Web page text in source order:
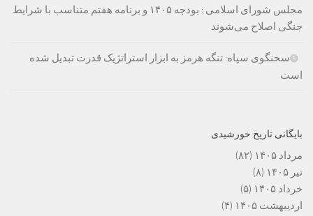
مجلس شورای اسلامی : بودجه ۱۴۰۵ و برنامه هفتم متناسب با شرایط
جنگی اصلاح می‌شوند
سخنگوی سپاه: تنگه هرمز به ابزار استراتژیک قدرت تبدیل شده
است
بایگانی تاریخ خورشیدی
مرداد ۱۴۰۵
(۸۲)
تیر ۱۴۰۵
(۸)
خرداد ۱۴۰۵
(۵)
اردیبهشت ۱۴۰۵
(۴)